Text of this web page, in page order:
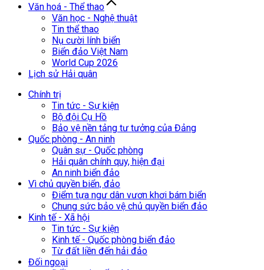
Văn hoá - Thể thao
Văn học - Nghệ thuật
Tin thể thao
Nụ cười lính biển
Biển đảo Việt Nam
World Cup 2026
Lịch sử Hải quân
Chính trị
Tin tức - Sự kiện
Bộ đội Cụ Hồ
Bảo vệ nền tảng tư tưởng của Đảng
Quốc phòng - An ninh
Quân sự - Quốc phòng
Hải quân chính quy, hiện đại
An ninh biển đảo
Vì chủ quyền biển, đảo
Điểm tựa ngư dân vươn khơi bám biển
Chung sức bảo vệ chủ quyền biển đảo
Kinh tế - Xã hội
Tin tức - Sự kiện
Kinh tế - Quốc phòng biển đảo
Từ đất liền đến hải đảo
Đối ngoại